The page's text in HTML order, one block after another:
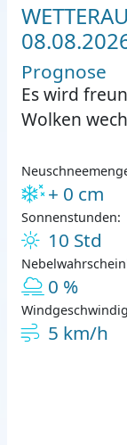
Prognose
Es wird
Wolken
+ 0 cm
Sonnenstunden:
10 Std
0 %
5 km/h